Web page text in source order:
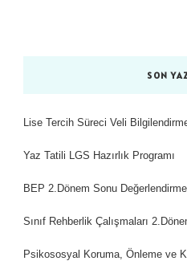
SON
Lise Tercih Süreci Veli
Yaz Tatili LGS Hazırlık Programı
BEP 2.Dönem Sonu
Sınıf Rehberlik Çalışmaları
Psikososyal Koruma, Önleme ve